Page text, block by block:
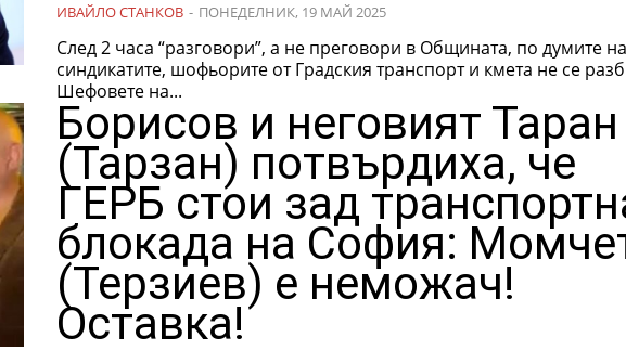
ИВАЙЛО СТАНКОВ - ПОНЕДЕЛНИК, 19 МАЙ 2025
След 2 часа “разговори”, а не преговори в Общината, по думите на
синдикатите, шофьорите от Градския транспорт и кмета не се
Шефовете на...
Борисов и неговият Таран
(Тарзан) потвърдиха, че
ГЕРБ стои зад
блокада на София:
(Терзиев) е неможач!
Оставка!